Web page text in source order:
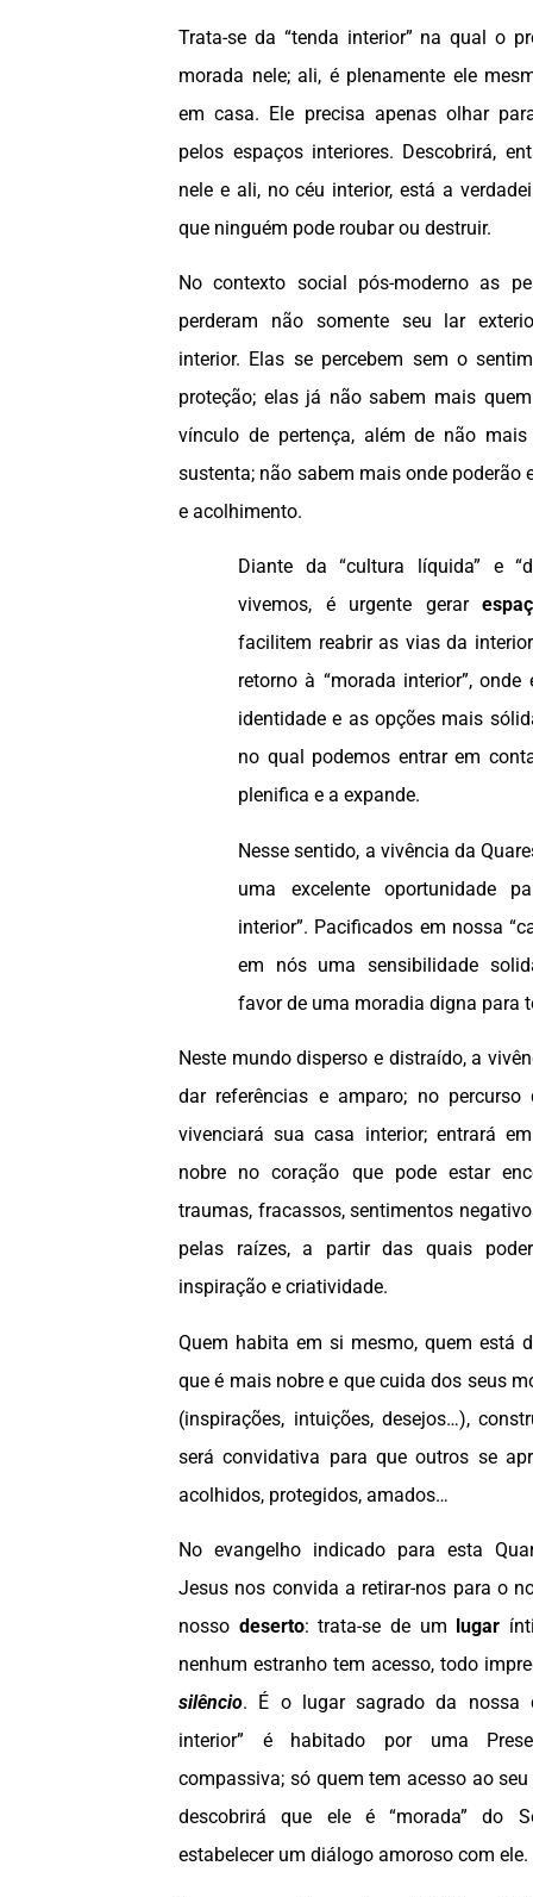
Trata-se da “tenda interior” na qual o
morada nele; ali, é plenamente ele
em casa. Ele precisa apenas olhar
pelos espaços interiores. Descobrirá,
nele e ali, no céu interior, está a
que ninguém pode roubar ou destruir.
No contexto social pós-moderno as
perderam não somente seu lar
interior. Elas se percebem sem o
proteção; elas já não sabem mais
vínculo de pertença, além de não
sustenta; não sabem mais onde poderão
e acolhimento.
Diante da “cultura líquida” e
vivemos, é urgente gerar
facilitem reabrir as vias da
retorno à “morada interior”,
identidade e as opções mais
no qual podemos entrar em
plenifica e a expande.
Nesse sentido, a vivência da
uma excelente oportunidade
interior”. Pacificados em nossa
em nós uma sensibilidade
favor de uma moradia digna para
Neste mundo disperso e distraído, a
dar referências e amparo; no
vivenciará sua casa interior; entrará
nobre no coração que pode estar
traumas, fracassos, sentimentos
pelas raízes, a partir das quais
inspiração e criatividade.
Quem habita em si mesmo, quem está
que é mais nobre e que cuida dos seus
(inspirações, intuições, desejos…),
será convidativa para que outros se
acolhidos, protegidos, amados…
No evangelho indicado para esta
Jesus nos convida a retirar-nos para o
nosso deserto: trata-se de um lugar
nenhum estranho tem acesso, todo
silêncio. É o lugar sagrado da nossa
interior” é habitado por uma
compassiva; só quem tem acesso ao
descobrirá que ele é “morada” do
estabelecer um diálogo amoroso com ele.